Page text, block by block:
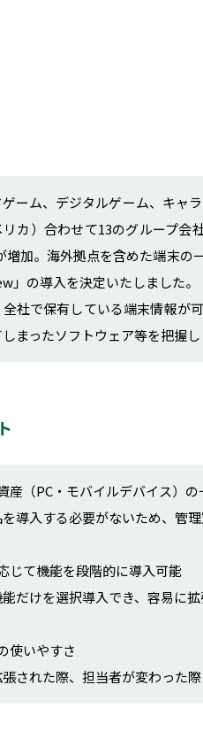
ーム、デジタルゲーム、キャ
カ）合わせて13のグループ
増加。海外拠点を含めた端末
」の導入を決定いたしました。
社で保有している端末情報が
まったソフトウェア等を把握
産（PC・モバイルデバイス）
導入する必要がないため、管
じて機能を段階的に導入可能
だけを選択導入でき、容易に
使いやすさ
された際、担当者が変わった